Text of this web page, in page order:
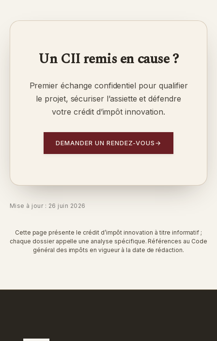
Un CII remis en cause ?
Premier échange confidentiel pour qualifier
le projet, sécuriser l’assiette et défendre
votre crédit d’impôt innovation.
DEMANDER UN RENDEZ-VOUS→
Mise à jour : 26 juin 2026
Cette page présente le crédit d’impôt innovation à titre informatif ;
chaque dossier appelle une analyse spécifique. Références au Code
général des impôts en vigueur à la date de rédaction.